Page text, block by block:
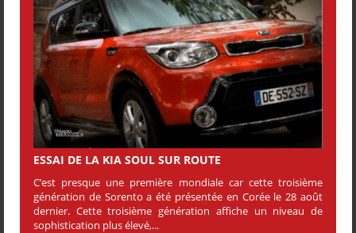
ESSAI DE LA KIA SOUL SUR ROUTE
C’est presque une première mondiale car cette troisième
génération de Sorento a été présentée en Corée le 28 août
dernier. Cette troisième génération affiche un niveau de
sophistication plus élevé,...